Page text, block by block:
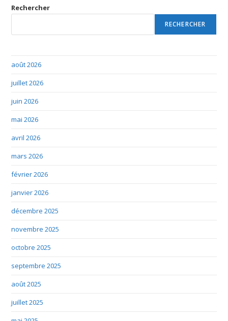
Rechercher
RECHERCHER
août 2026
juillet 2026
juin 2026
mai 2026
avril 2026
mars 2026
février 2026
janvier 2026
décembre 2025
novembre 2025
octobre 2025
septembre 2025
août 2025
juillet 2025